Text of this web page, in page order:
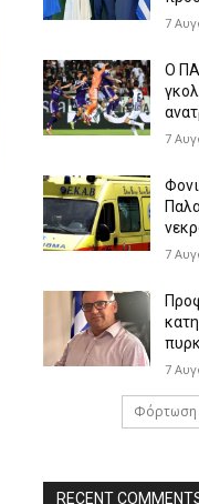
7
Ο
7
7
7
Φόρτωση
RECENT